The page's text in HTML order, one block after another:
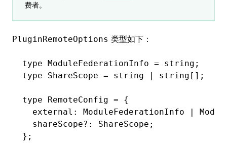
费者。
PluginRemoteOptions 类型如下：
type ModuleFederationInfo = string ;
type ShareScope = string | string [];
type RemoteConfig = {
  external
: ModuleFederationInfo |
  shareScope
?: ShareScope ;
};